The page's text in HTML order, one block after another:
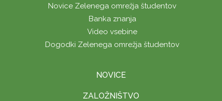
Novice Zelenega omrežja študentov
Banka znanja
Video vsebine
Dogodki Zelenega omrežja študentov
NOVICE
ZALOŽNIŠTVO